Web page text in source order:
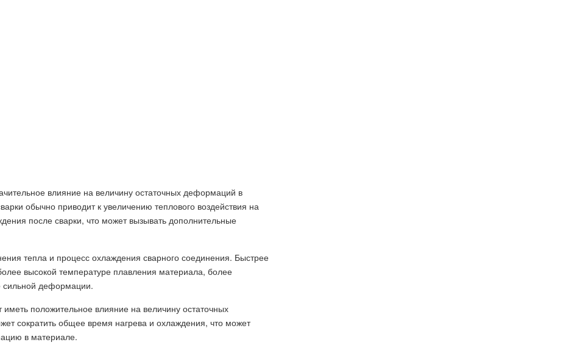
влияние на величину остаточных деформаций в
обычно приводит к увеличению теплового воздействия на
после сварки, что может вызывать дополнительные
тепла и процесс охлаждения сварного соединения. Быстрее
высокой температуре плавления материала, более
деформации.
положительное влияние на величину остаточных
сократить общее время нагрева и охлаждения, что может
в материале.